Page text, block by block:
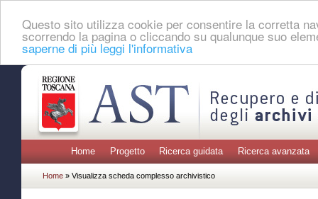
Questo sito utilizza cookie per consentire la corretta
scorrendo la pagina o cliccando su qualunque suo
saperne di più leggi l'informativa
Home Progetto Ricerca guidata Ricerca avanzata
Home » Visualizza scheda complesso archivistico